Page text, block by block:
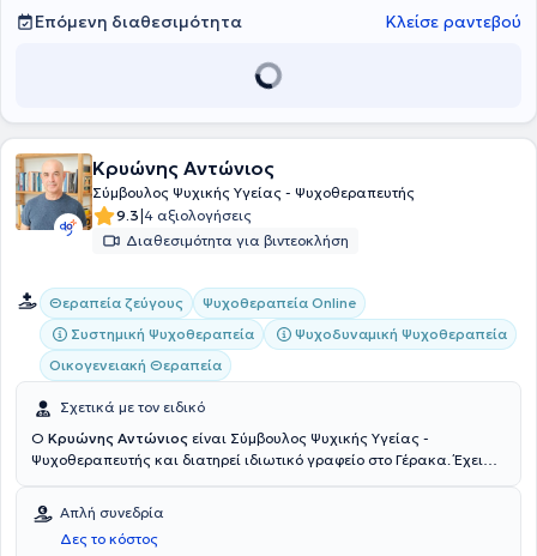
ψυχικής υγείας. Εξειδικεύομαι στη Συμβουλευτική Γονέων και
φάσματος ψυχολογικών και ψυχιατρικών περιστατικών, καθώς
και επαγγελματικού προσανατολισμού εφήβων και ενηλίκων.
Επόμενη διαθεσιμότητα
Κλείσε ραντεβού
Κρυώνης Αντώνιος
Σύμβουλος Ψυχικής Υγείας - Ψυχοθεραπευτής
9.3|4 αξιολογήσεις
Διαθεσιμότητα για βιντεοκλήση
Θεραπεία ζεύγους
Ψυχοθεραπεία Online
Συστημική Ψυχοθεραπεία
Ψυχοδυναμική Ψυχοθεραπεία
Οικογενειακή Θεραπεία
Σχετικά με τον ειδικό
Ο Κρυώνης Αντώνιος είναι Σύμβουλος Ψυχικής Υγείας -
Ψυχοθεραπευτής και διατηρεί ιδιωτικό γραφείο στο Γέρακα. Έχει
σύμβουλος στο ψυχοδυναμικό μοντέλο, στην ατομική και ομαδική
ανάλυση. Επίσης, χρησιμοποιεί συνθετικά και στοιχεία
συμπεριφοριστικής, γνωσιακής και άλλων ψυχοθεραπευτικών
Απλή συνεδρία
Δες το κόστος